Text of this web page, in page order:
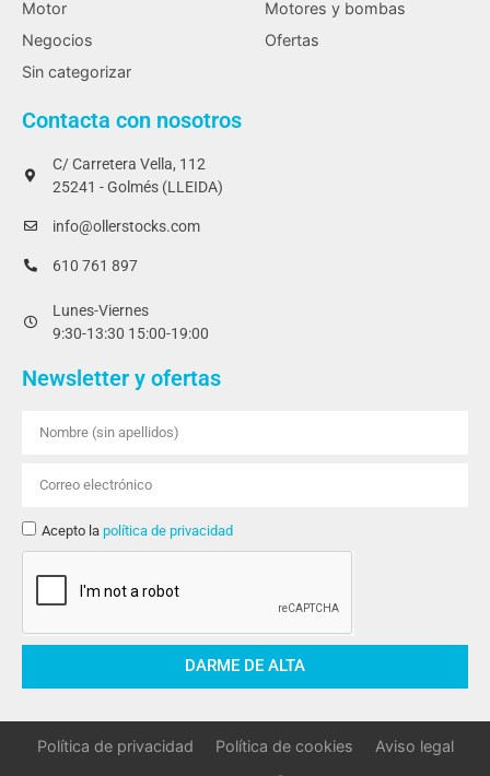
Motor
Motores y bombas
Negocios
Ofertas
Sin categorizar
Contacta con nosotros
C/ Carretera Vella, 112
25241 - Golmés (LLEIDA)
info@ollerstocks.com
610 761 897
Lunes-Viernes
9:30-13:30 15:00-19:00
Newsletter y ofertas
Acepto la política de privacidad
DARME DE ALTA
Política de privacidad Política de cookies Aviso legal